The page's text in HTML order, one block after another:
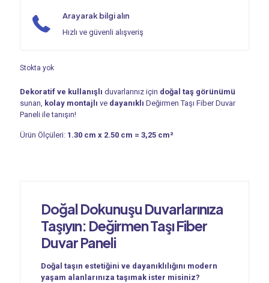
Arayarak bilgi alın
Hızlı ve güvenli alışveriş
Stokta yok
Dekoratif ve kullanışlı duvarlarınız için doğal taş görünümü
sunan, kolay montajlı ve dayanıklı Değirmen Taşı Fiber Duvar
Paneli ile tanışın!
Ürün Ölçüleri: 1.30 cm x 2.50 cm = 3,25 cm²
Doğal Dokunuşu Duvarlarınıza
Taşıyın: Değirmen Taşı Fiber
Duvar Paneli
Doğal taşın estetiğini ve dayanıklılığını modern
yaşam alanlarınıza taşımak ister misiniz?